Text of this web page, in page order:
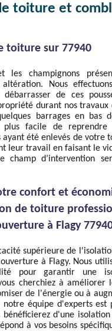
toiture et
toiture sur 77940
les champignons
Nous
de ces
durant nos travaux
barrages en bas
facile de
ayant été enlevés de votre
leur travail en faisant le
champ d’intervention
confort et
de toiture
à Flagy
supérieure de
à Flagy. Nous
pour garantir une
cherchiez à améliorer
de l'énergie ou à
équipe d'experts est
bénéficierez d'une
à vos besoins